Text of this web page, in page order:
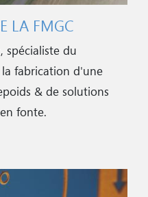
LA FMGC
spécialiste du
fabrication d'une
& de solutions
fonte.